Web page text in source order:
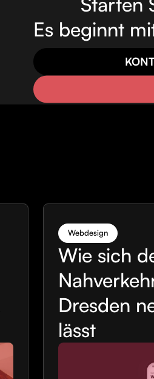
Es beginnt
Webdesign
Wie sich
Dresden
lässt